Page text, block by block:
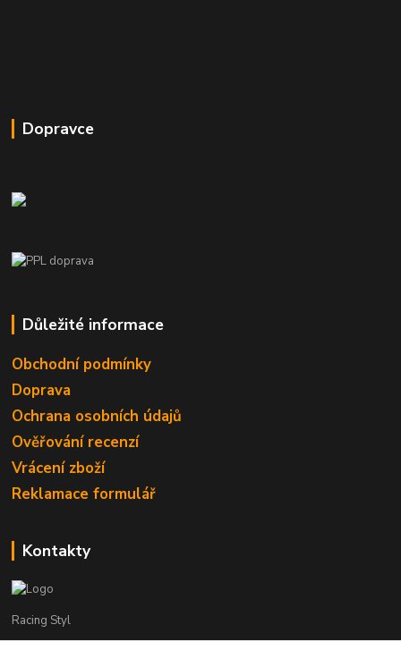
Dopravce
Důležité informace
Obchodní podmínky
Doprava
Ochrana osobních údajů
Ověřování recenzí
Vrácení zboží
Reklamace formulář
Kontakty
Racing Styl